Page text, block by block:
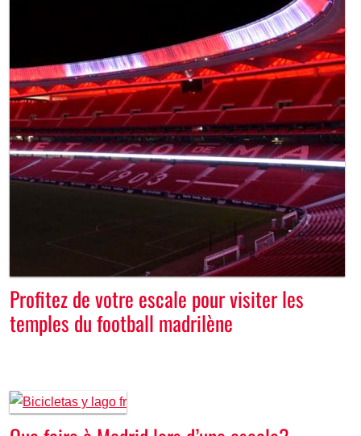
Profitez de votre escale pour visiter les
temples du football madrilène